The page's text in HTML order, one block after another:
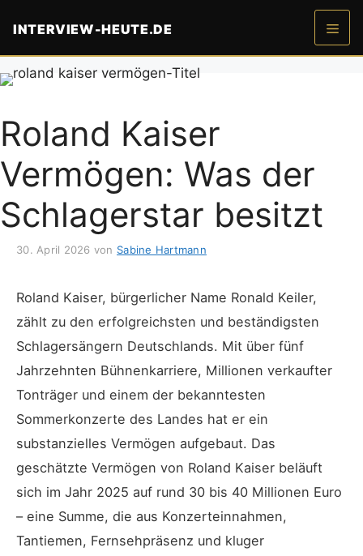
Inhalt
INTERVIEW-HEUTE.DE
Menü
Roland Kaiser
Vermögen: Was der
Schlagerstar besitzt
30. April 2026 von Sabine Hartmann
Roland Kaiser, bürgerlicher Name Ronald Keiler,
zählt zu den erfolgreichsten und beständigsten
Schlagersängern Deutschlands. Mit über fünf
Jahrzehnten Bühnenkarriere, Millionen verkaufter
Tonträger und einem der bekanntesten
Sommerkonzerte des Landes hat er ein
substanzielles Vermögen aufgebaut. Das
geschätzte Vermögen von Roland Kaiser beläuft
sich im Jahr 2025 auf rund 30 bis 40 Millionen Euro
– eine Summe, die aus Konzerteinnahmen,
Tantiemen, Fernsehpräsenz und kluger